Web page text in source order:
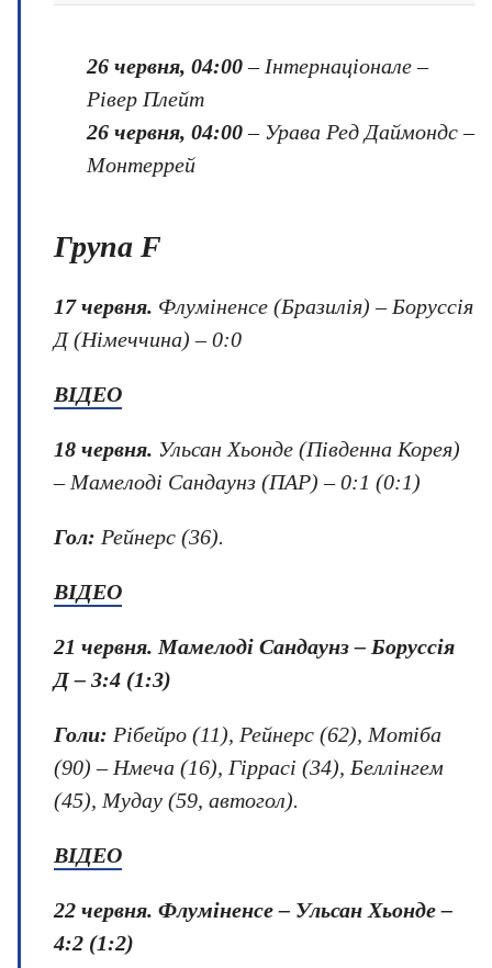
26 червня, 04:00– Інтернаціонале –
Рівер Плейт
26 червня, 04:00– Урава Ред Даймондс –
Монтеррей
Група F
17 червня. Флуміненсе (Бразилія) – Боруссія
Д (Німеччина) – 0:0
ВІДЕО
18 червня. Ульсан Хьонде (Південна Корея)
– Мамелоді Сандаунз (ПАР) – 0:1 (0:1)
Гол: Рейнерс (36).
ВІДЕО
21 червня. Мамелоді Сандаунз – Боруссія
Д – 3:4 (1:3)
Голи: Рібейро (11), Рейнерс (62), Мотіба
(90) – Нмеча (16), Гіррасі (34), Беллінгем
(45), Мудау (59, автогол).
ВІДЕО
22 червня. Флуміненсе – Ульсан Хьонде –
4:2 (1:2)